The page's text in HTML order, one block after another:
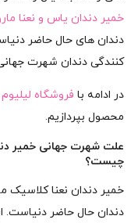
خمیر دندان یاس و نعنا
دندان های حال حاضر
کنندگی دندان شهرت
در ادامه با فروشگاه لیلیوم
محصول بپردازیم.
چیست؟
خمیر دندان نعنا کلاسیک
دندان حال حاضر دنیاست.